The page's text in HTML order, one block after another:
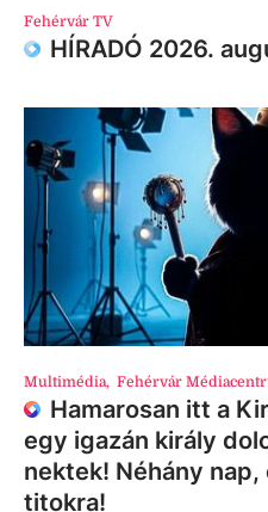
Fehérvár TV
HÍRADÓ 2026.
Multimédia, Fehérvár
Hamarosan itt a
egy igazán király
nektek! Néhány
titokra!